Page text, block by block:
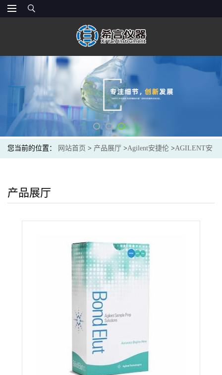
您当前的位置： 网站首页 > 产品展厅 >Agilent安捷伦 >AGILENT安
产品展厅